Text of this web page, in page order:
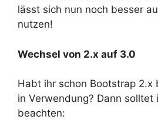
lässt sich nun noch besser
nutzen!
Wechsel von 2.x auf 3.0
Habt ihr schon Bootstrap 2.x
in Verwendung? Dann solltet
beachten: